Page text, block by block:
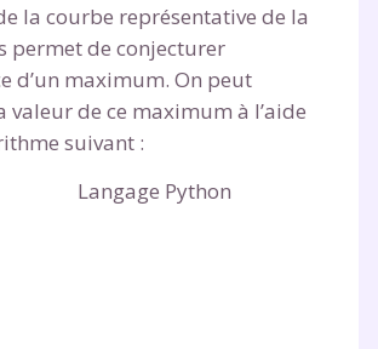
la courbe représentative de la
permet de conjecturer
d’un maximum. On peut
valeur de ce maximum à l’aide
suivant :
Langage Python